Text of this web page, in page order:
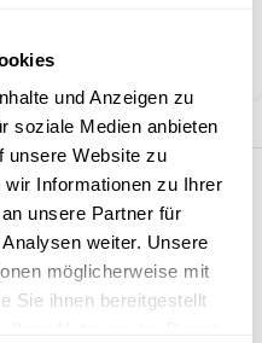
und Anzeigen zu
soziale Medien anbieten
unsere Website zu
Informationen zu Ihrer
unsere Partner für
weiter. Unsere
möglicherweise mit
Sie ihnen bereitgestellt